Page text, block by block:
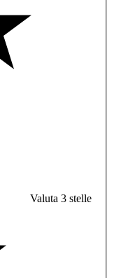
Valuta 3 stelle